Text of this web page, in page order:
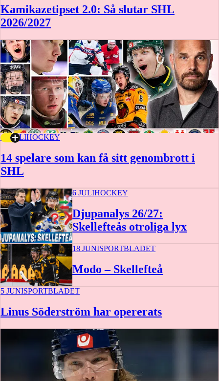
Kamikazetipset 2.0: Så slutar SHL
2026/2027
16 JULIHOCKEY
14 spelare som kan få sitt genombrott i
SHL
6 JULIHOCKEY
Djupanalys 26/27:
Skellefteås otroliga lyx
20 augusti
18 JUNISPORTBLADET
Modo – Skellefteå
5 JUNISPORTBLADET
Linus Söderström har opererats